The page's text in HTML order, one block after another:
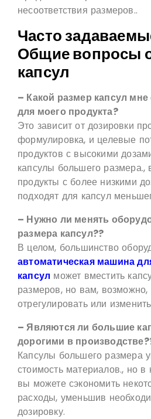
несоответствия размеров..
Часто
Общие вопросы
капсул
– Какой размер капсул
для моего продукта?
Это зависит от дозировки
формулировка, и целевые
продуктов с высокими
капсулы большего размера.,
продукты с более низкими
подходят для капсул
– Нужно ли менять
размера капсул??
В целом, большинство
автоматическая машина
капсул может вместить
размеров, но вам, возможно,
отрегулировать или
– Являются ли большие
дорогими в
Капсулы большего размера
стоимость материалов., но в
вы можете сэкономить
расходы, уменьшив
дозировку.